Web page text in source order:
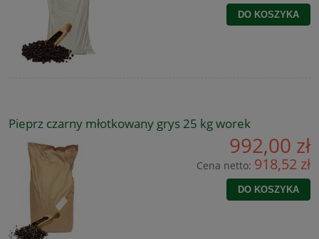
DO KOSZYKA
Pieprz czarny młotkowany grys 25 kg worek
992,00 zł
Cena netto: 918,52 zł
DO KOSZYKA